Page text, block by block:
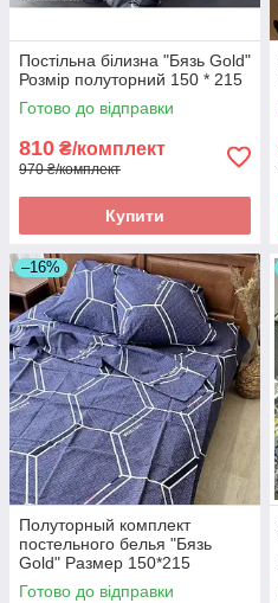
Постільна білизна "Бязь Gold"
Розмір полуторний 150 * 215
Готово до відправки
810 ₴/комплект
970 ₴/комплект
Купити
–16%
Полуторный комплект
постельного белья "Бязь
Gold" Размер 150*215
Готово до відправки